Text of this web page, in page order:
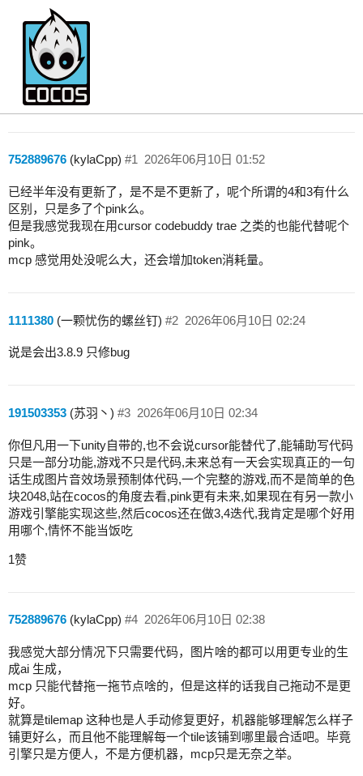
是不是止步在3.8.8 不更新了
非技术
752889676 (kylaCpp) 2026年06月10日 01:52
#1
已经半年没有更新了，是不是不更新了，呢个所谓的4和3有什么
区别，只是多了个pink么。
但是我感觉我现在用cursor codebuddy trae 之类的也能代替呢个
pink。
mcp 感觉用处没呢么大，还会增加token消耗量。
1111380 (一颗忧伤的螺丝钉) 2026年06月10日 02:24
#2
说是会出3.8.9 只修bug
191503353 (苏羽丶) 2026年06月10日 02:34
#3
你但凡用一下unity自带的,也不会说cursor能替代了,能辅助写代码
只是一部分功能,游戏不只是代码,未来总有一天会实现真正的一句
话生成图片音效场景预制体代码,一个完整的游戏,而不是简单的色
块2048,站在cocos的角度去看,pink更有未来,如果现在有另一款小
游戏引擎能实现这些,然后cocos还在做3,4迭代,我肯定是哪个好用
用哪个,情怀不能当饭吃
1赞
752889676 (kylaCpp) 2026年06月10日 02:38
#4
我感觉大部分情况下只需要代码，图片啥的都可以用更专业的生
成ai 生成，
mcp 只能代替拖一拖节点啥的，但是这样的话我自己拖动不是更
好。
就算是tilemap 这种也是人手动修复更好，机器能够理解怎么样子
铺更好么，而且他不能理解每一个tile该铺到哪里最合适吧。毕竟
引擎只是方便人，不是方便机器，mcp只是无奈之举。